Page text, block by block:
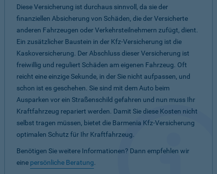
Diese Versicherung ist durchaus sinnvoll, da sie der
finanziellen Absicherung von Schäden, die der Versicherte
anderen Fahrzeugen oder Verkehrsteilnehmern zufügt, dient.
Ein zusätzlicher Baustein in der Kfz-Versicherung ist die
Kaskoversicherung. Der Abschluss dieser Versicherung ist
freiwillig und reguliert Schäden am eigenen Fahrzeug. Oft
reicht eine einzige Sekunde, in der Sie nicht aufpassen, und
schon ist es geschehen. Sie sind mit dem Auto beim
Ausparken vor ein Straßenschild gefahren und nun muss Ihr
Kraftfahrzeug repariert werden. Damit Sie diese Kosten nicht
selbst tragen müssen, bietet die Barmenia Kfz-Versicherung
optimalen Schutz für Ihr Kraftfahrzeug.
Benötigen Sie weitere Informationen? Dann empfehlen wir
eine persönliche Beratung.